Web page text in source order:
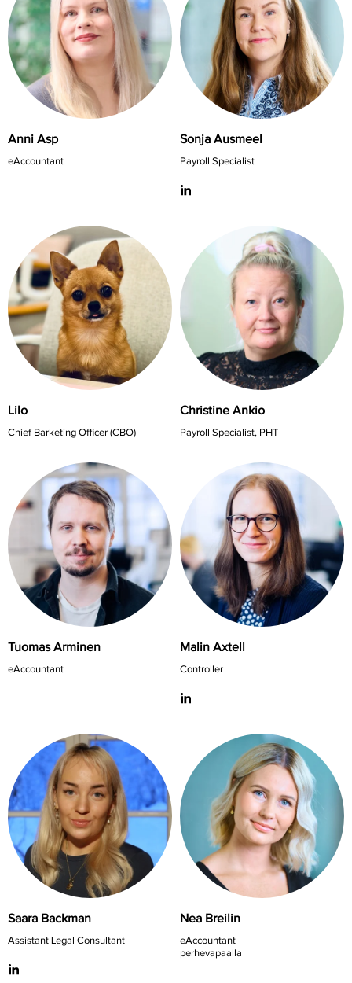
Anni Asp
eAccountant
Sonja Ausmeel
Payroll Specialist
Lilo
Chief Barketing Officer (CBO)
Christine Ankio
Payroll Specialist, PHT
Tuomas Arminen
eAccountant
Malin Axtell
Controller
Saara Backman
Assistant Legal Consultant
Nea Breilin
eAccountant
perhevapaalla